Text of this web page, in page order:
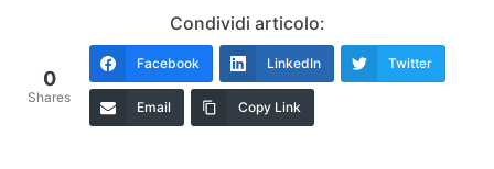
Condividi articolo:
0
Shares
Facebook LinkedIn Twitter
Email Copy Link